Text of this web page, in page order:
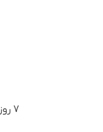
7 روز ضمانت بازگشت پول